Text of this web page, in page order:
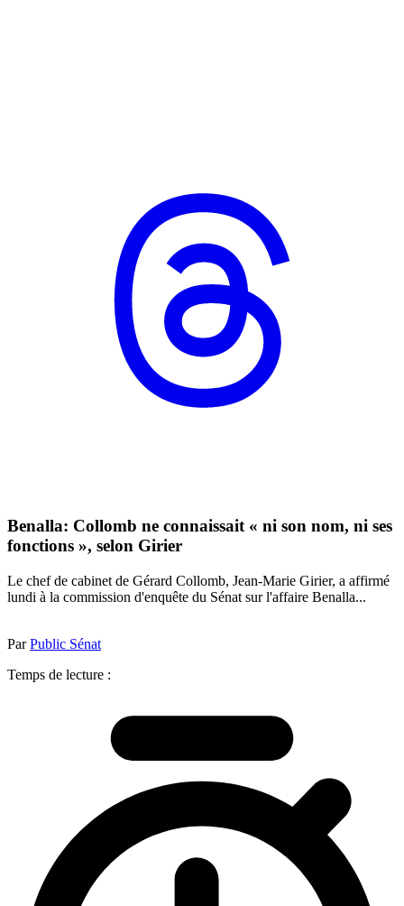
Benalla: Collomb ne connaissait « ni son nom, ni ses
fonctions », selon Girier
Le chef de cabinet de Gérard Collomb, Jean-Marie Girier, a affirmé
lundi à la commission d'enquête du Sénat sur l'affaire Benalla...
ParPublic Sénat
Temps de lecture :